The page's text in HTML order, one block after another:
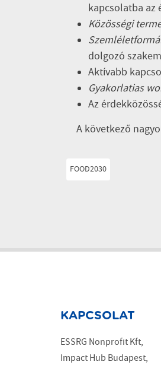
kapcsolatba az
Közösségi
dolgozó
Aktívabb
Gyakorlatias
Az
A következő
FOOD2030
KAPCSOLAT
ESSRG Nonprofit Kft,
Impact Hub Budapest,